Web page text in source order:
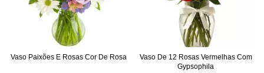
Vaso Paixões E Rosas Cor De Rosa
Vaso De 12 Rosas Vermelhas Com
Gypsophila